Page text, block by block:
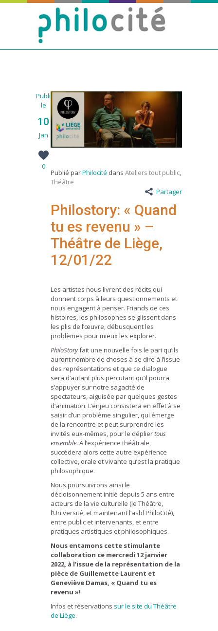
Publié
le
10
Jan
0
Publié parPhilocité dans Ateliers tout public,
Théâtre
Partager
Philostory: « Quand
tu es revenu » –
Théâtre de Liège,
12/01/22
Les artistes nous livrent des récits qui
donnent corps à leurs questionnements et
nous engagent à penser. Friands de ces
histoires, les philosophes se glissent dans
les plis de l’œuvre, débusquent les
problèmes pour mieux les explorer.
PhiloStoryfait une nouvelle fois le pari qu’ils
auront nombre de choses à se dire à l’issue
des représentations et que ce dialogue
sera d’autant plus percutant qu’il pourra
s’appuyer sur notre sagacité de
spectateurs, aiguisée par quelques gestes
d’animation. L’enjeu consistera en effet à se
saisir d’un problème singulier, qui émerge
de la rencontre et peut surprendre les
invités eux-mêmes, pour le dépliertous
ensemble. A l’expérience théâtrale,
succédera alors cette autre expérience
collective, orale et vivante qu’est la pratique
philosophique.
Nous poursuivrons ainsi le
décloisonnement initié depuis 5 ans entre
acteurs de la vie culturelle (le Théâtre,
l’Université, et maintenant l’asbl PhiloCité),
entre public et intervenants, et entre
pratiques artistiques et philosophiques.
Nous entamons cette stimulante
collaboration ce mercredi 12 janvier
2022, à l’issue de la représentation de la
pièce de Guillemette Laurent et
Geneviève Damas, « Quand tu es
revenu »!
Infos et réservations sur le site du Théâtre
de Liège.